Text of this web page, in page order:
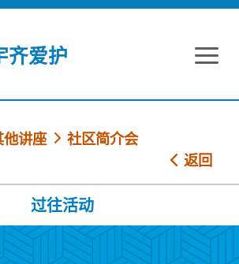
齐爱护
他讲座
社区简介会
返回
过往活动